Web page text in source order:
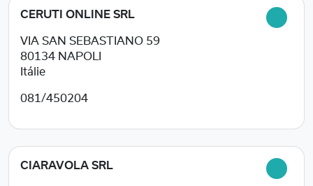
CERUTI ONLINE SRL
VIA SAN SEBASTIANO 59
80134 NAPOLI
Itálie
081/450204
CIARAVOLA SRL